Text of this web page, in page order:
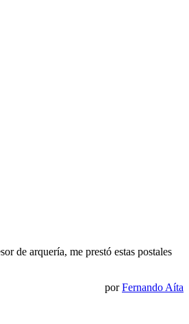
de arquería, me prestó estas postales
porFernando Aíta